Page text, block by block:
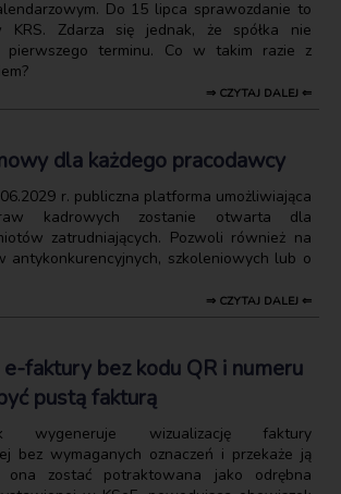
Do 15 lipca sprawozdanie to
KRS. Zdarza się jednak, że spółka nie
pierwszego terminu. Co w takim razie z
⇒ CZYTAJ DALEJ ⇐
dla każdego pracodawcy
r. publiczna platforma umożliwiająca
kadrowych zostanie otwarta dla
zatrudniających. Pozwoli również na
antykonkurencyjnych, szkoleniowych lub o
⇒ CZYTAJ DALEJ ⇐
faktury bez kodu QR i numeru
pustą fakturą
wygeneruje wizualizację faktury
bez wymaganych oznaczeń i przekaże ją
ona zostać potraktowana jako odrębna